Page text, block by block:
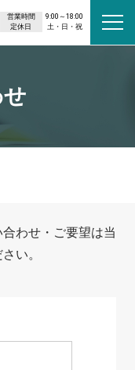
営業時間
9:00～18:00
定休日
土・日・祝
わせ・ご要望は当
い。